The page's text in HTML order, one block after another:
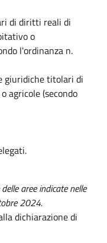
di diritti reali di
o
l'ordinanza n.
giuridiche titolari di
agricole (secondo
aree indicate nelle
2024.
dichiarazione di